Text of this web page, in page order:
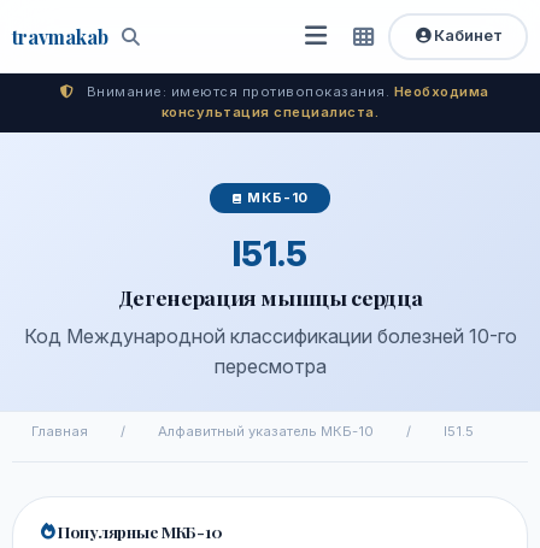
travmakab Поиск
Открыть
меню
Быстрый
доступ
Кабинет
Внимание: имеются противопоказания. Необходима
консультация специалиста.
МКБ-10
I51.5
Дегенерация мышцы сердца
Код Международной классификации болезней 10-го
пересмотра
Главная / Алфавитный указатель МКБ-10 / I51.5
Популярные МКБ-10